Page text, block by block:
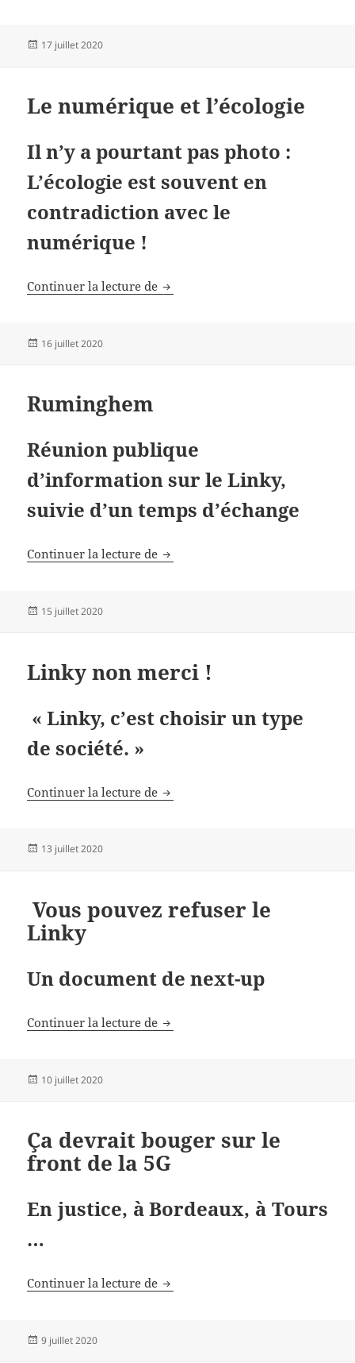
Publié
17 juillet 2020
Le numérique et l’écologie
Il n’y a pourtant pas photo :
L’écologie est souvent en
contradiction avec le
numérique !
Continuer la lecture de Le numérique et l’écologie
Publié
16 juillet 2020
Ruminghem
Réunion publique
d’information sur le Linky,
suivie d’un temps d’échange
Continuer la lecture de Ruminghem
Publié
15 juillet 2020
Linky non merci !
« Linky, c’est choisir un type
de société. »
Continuer la lecture de Linky non merci !
Publié
13 juillet 2020
Vous pouvez refuser le
Linky
Un document de next-up
Continuer la lecture de Vous pouvez refuser le Linky
Publié
10 juillet 2020
Ça devrait bouger sur le
front de la 5G
En justice, à Bordeaux, à Tours
…
Continuer la lecture de Ça devrait bouger sur le front de
Publié
9 juillet 2020